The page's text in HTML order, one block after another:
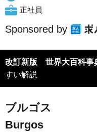
正社員
Sponsored by
改訂新版 世界大百科事
すい解説
ブルゴス
Burgos